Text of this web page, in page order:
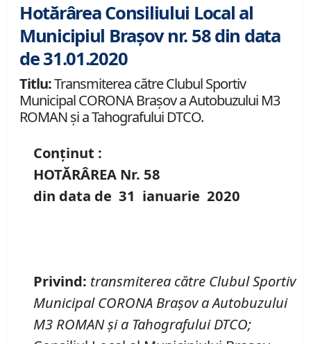
Hotărârea Consiliului Local al
Municipiul Brașov nr. 58 din data
de 31.01.2020
Titlu:Transmiterea către Clubul Sportiv
Municipal CORONA Braşov a Autobuzului M3
ROMAN şi a Tahografului DTCO.
Conținut :
HOTĂRÂREA Nr. 58
din data de 31 ianuarie 2020
Privind: transmiterea către Clubul Sportiv
Municipal CORONA Braşov a Autobuzului
M3 ROMAN şi a Tahografului DTCO;